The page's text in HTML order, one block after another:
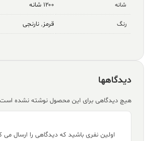
شانه ۱۲۰۰ شانه
رنگ قرمز, نارنجی
دیدگاهها
هیچ دیدگاهی برای این محصول نوشته نشده
اولین نفری باشید که دیدگاهی را ارسال می